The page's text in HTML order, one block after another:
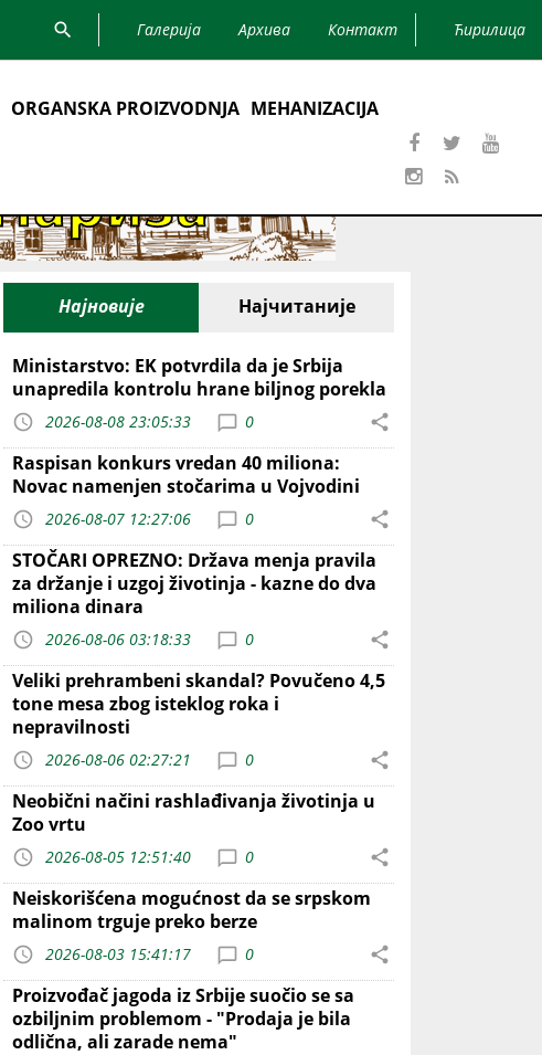
Галерија Архива Контакт Ћирилица
ORGANSKA PROIZVODNJA MEHANIZACIJA
Најновије Најчитаније
Ministarstvo: EK potvrdila da je Srbija
unapredila kontrolu hrane biljnog porekla
2026-08-08 23:05:33 0
Raspisan konkurs vredan 40 miliona:
Novac namenjen stočarima u Vojvodini
2026-08-07 12:27:06 0
STOČARI OPREZNO: Država menja pravila
za držanje i uzgoj životinja - kazne do dva
miliona dinara
2026-08-06 03:18:33 0
Veliki prehrambeni skandal? Povučeno 4,5
tone mesa zbog isteklog roka i
nepravilnosti
2026-08-06 02:27:21 0
Neobični načini rashlađivanja životinja u
Zoo vrtu
2026-08-05 12:51:40 0
Neiskorišćena mogućnost da se srpskom
malinom trguje preko berze
2026-08-03 15:41:17 0
Proizvođač jagoda iz Srbije suočio se sa
ozbiljnim problemom - "Prodaja je bila
odlična, ali zarade nema"